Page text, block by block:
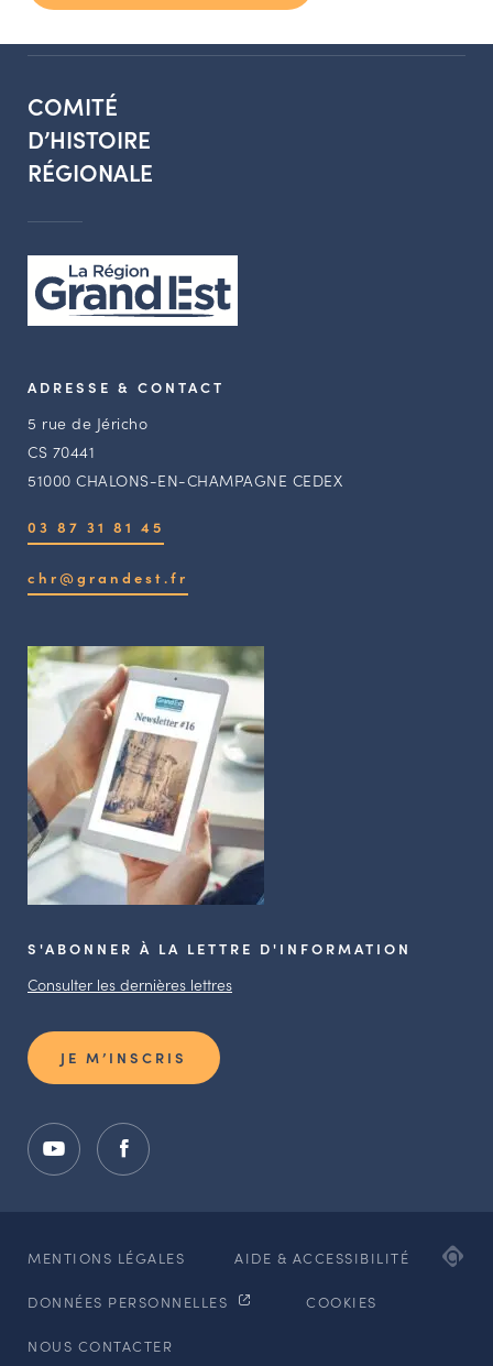
COMITÉ
D’HISTOIRE
RÉGIONALE
ADRESSE & CONTACT
5 rue de Jéricho
CS 70441
51000 CHALONS-EN-CHAMPAGNE CEDEX
03 87 31 81 45
chr@grandest.fr
S'ABONNER À LA LETTRE D'INFORMATION
Consulter les dernières lettres
JE M’INSCRIS
MENTIONS LÉGALES AIDE & ACCESSIBILITÉ
DONNÉES PERSONNELLES COOKIES
NOUS CONTACTER